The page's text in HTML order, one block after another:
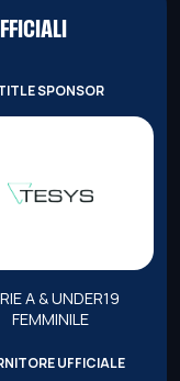
SPONSOR
A & UNDER19
FEMMINILE
UFFICIALE